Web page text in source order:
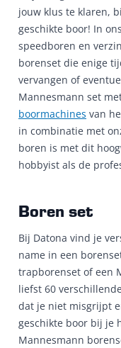
jouw klus te klaren,
geschikte boor! In
speedboren en
borenset die enige
vervangen of
Mannesmann set
boormachines van
in combinatie met
boren is met dit
hobbyist als de
Boren set
Bij Datona vind je
name in een
trapborenset of een
liefst 60
dat je niet misgrijpt
geschikte boor bij je
Mannesmann